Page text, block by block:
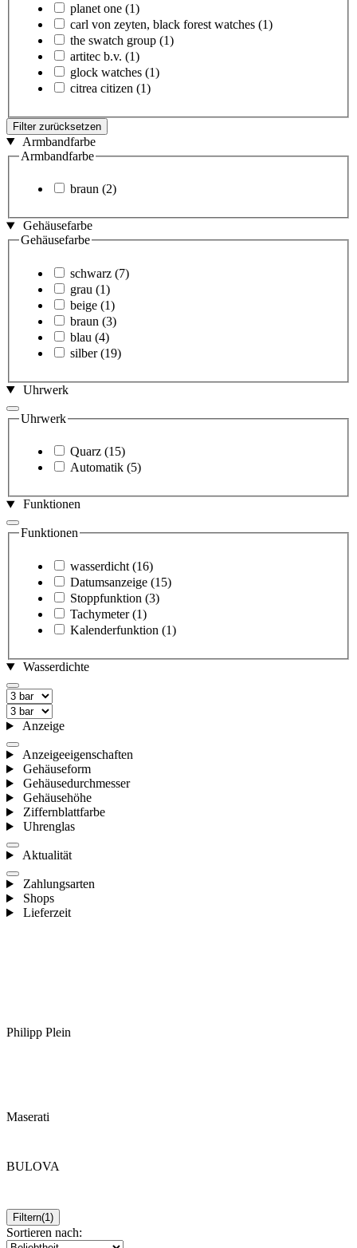
planet one (1)
carl von zeyten, black forest watches (1)
the swatch group (1)
artitec b.v. (1)
glock watches (1)
citrea citizen (1)
Filter zurücksetzen
Armbandfarbe
Armbandfarbe
braun (2)
Gehäusefarbe
Gehäusefarbe
schwarz (7)
grau (1)
beige (1)
braun (3)
blau (4)
silber (19)
Uhrwerk
Uhrwerk
Quarz (15)
Automatik (5)
Funktionen
Funktionen
wasserdicht (16)
Datumsanzeige (15)
Stoppfunktion (3)
Tachymeter (1)
Kalenderfunktion (1)
Wasserdichte
Anzeige
Anzeigeeigenschaften
Gehäuseform
Gehäusedurchmesser
Gehäusehöhe
Ziffernblattfarbe
Uhrenglas
Aktualität
Zahlungsarten
Shops
Lieferzeit
Philipp Plein
Maserati
BULOVA
Filtern(1)
Sortieren nach: